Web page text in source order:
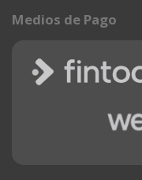
Medios de Pago